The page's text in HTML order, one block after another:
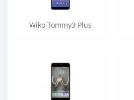
Wiko Tommy3 Plus